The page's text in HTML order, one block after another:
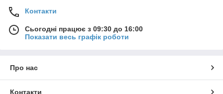
Контакти
Сьогодні працює з 09:30 до 16:00
Показати весь графік роботи
Про нас
Контакти